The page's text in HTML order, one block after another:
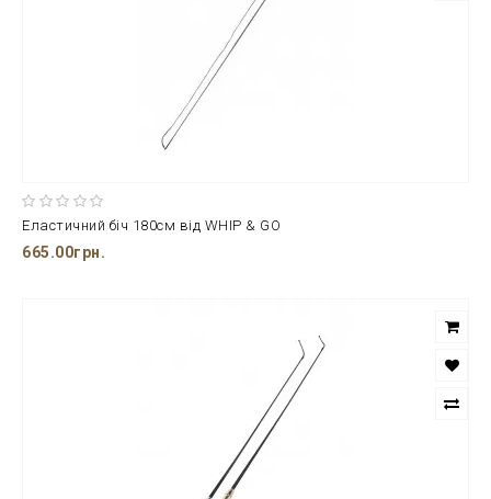
Еластичний біч 180см від WHIP & GO
665.00грн.